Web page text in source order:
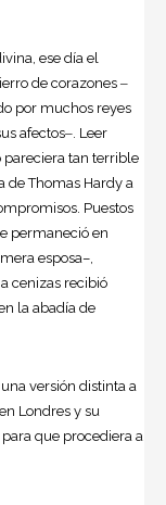
ese día el
de corazones ‒
por muchos reyes
afectos‒. Leer
tan terrible
de Thomas Hardy a
Puestos
permaneció en
esposa–,
cenizas recibió
la abadía de
versión distinta a
Londres y su
que procediera a